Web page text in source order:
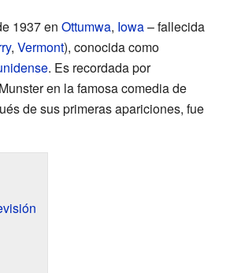
1937 en Ottumwa, Iowa– fallecida
, Vermont), conocida como
. Es recordada por
en la famosa comedia de
de sus primeras apariciones, fue